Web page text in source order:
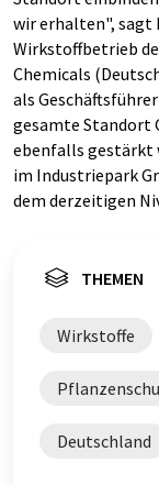
wir erhalten", sagt
Wirkstoffbetrieb
Chemicals
als
gesamte Standort
ebenfalls gestärkt
im Industriepark
dem derzeitigen
THEMEN
Wirkstoffe
Deutschland